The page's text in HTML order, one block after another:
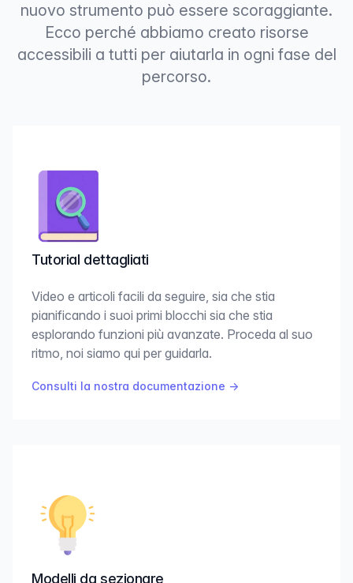
nuovo strumento può essere scoraggiante.
Ecco perché abbiamo creato risorse
accessibili a tutti per aiutarla in ogni fase del
percorso.
Tutorial dettagliati
Video e articoli facili da seguire, sia che stia
pianificando i suoi primi blocchi sia che stia
esplorando funzioni più avanzate. Proceda al suo
ritmo, noi siamo qui per guidarla.
Consulti la nostra documentazione →
Modelli da sezionare